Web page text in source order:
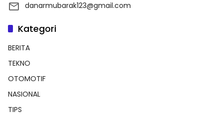
danarmubarak123@gmail.com
Kategori
BERITA
TEKNO
OTOMOTIF
NASIONAL
TIPS